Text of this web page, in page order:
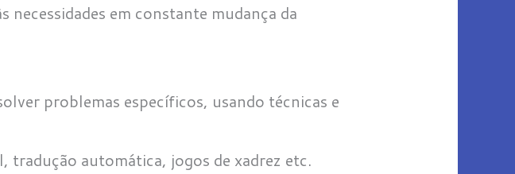
necessidades em constante mudança da
problemas específicos, usando técnicas e
tradução automática, jogos de xadrez etc.